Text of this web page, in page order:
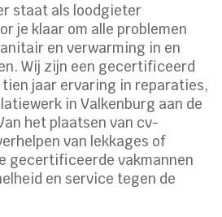
staat als loodgieter
je klaar om alle problemen
en verwarming in en
Wij zijn een gecertificeerd
jaar ervaring in reparaties,
in Valkenburg aan de
het plaatsen van cv-
van lekkages of
gecertificeerde vakmannen
en service tegen de